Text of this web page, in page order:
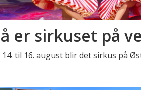
er sirkuset på
14. til 16. august blir det sirkus på